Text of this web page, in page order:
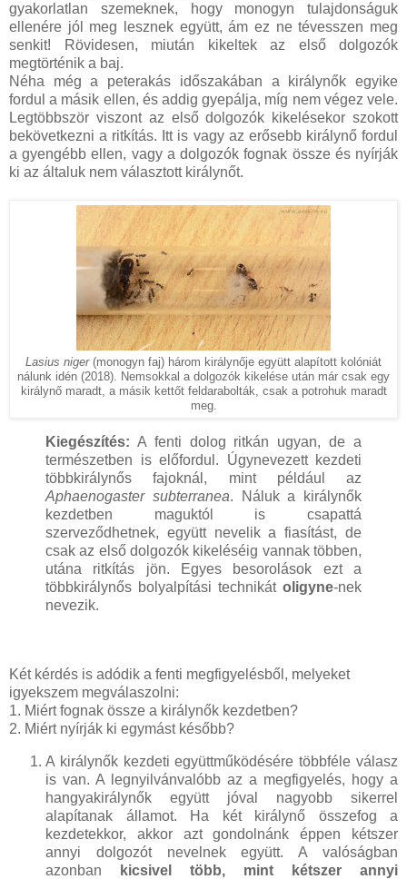
gyakorlatlan szemeknek, hogy monogyn tulajdonságuk
ellenére jól meg lesznek együtt, ám ez ne tévesszen meg
senkit! Rövidesen, miután kikeltek az első dolgozók
megtörténik a baj.
Néha még a peterakás időszakában a királynők egyike
fordul a másik ellen, és addig gyepálja, míg nem végez vele.
Legtöbbször viszont az első dolgozók kikelésekor szokott
bekövetkezni a ritkítás. Itt is vagy az erősebb királynő fordul
a gyengébb ellen, vagy a dolgozók fognak össze és nyírják
ki az általuk nem választott királynőt.
Lasius niger(monogyn faj) három királynője együtt alapított kolóniát
nálunk idén (2018). Nemsokkal a dolgozók kikelése után már csak egy
királynő maradt, a másik kettőt feldarabolták, csak a potrohuk maradt
meg.
Kiegészítés: A fenti dolog ritkán ugyan, de a
természetben is előfordul. Úgynevezett kezdeti
többkirálynős fajoknál, mint például az
Aphaenogaster subterranea. Náluk a királynők
kezdetben maguktól is csapattá
szerveződhetnek, együtt nevelik a fiasítást, de
csak az első dolgozók kikeléséig vannak többen,
utána ritkítás jön. Egyes besorolások ezt a
többkirálynős bolyalpítási technikát oligyne-nek
nevezik.
Két kérdés is adódik a fenti megfigyelésből, melyeket
igyekszem megválaszolni:
1. Miért fognak össze a királynők kezdetben?
2. Miért nyírják ki egymást később?
A királynők kezdeti együttműködésére többféle válasz
is van. A legnyilvánvalóbb az a megfigyelés, hogy a
hangyakirálynők együtt jóval nagyobb sikerrel
alapítanak államot. Ha két királynő összefog a
kezdetekkor, akkor azt gondolnánk éppen kétszer
annyi dolgozót nevelnek együtt. A valóságban
azonban kicsivel
több, mint kétszer annyi